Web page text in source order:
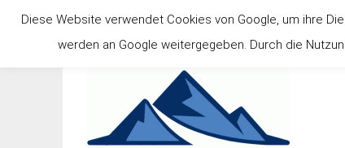
Inhalt
springen
Diese Website verwendet Cookies von Google, um ihre
werden an Google weitergegeben. Durch die